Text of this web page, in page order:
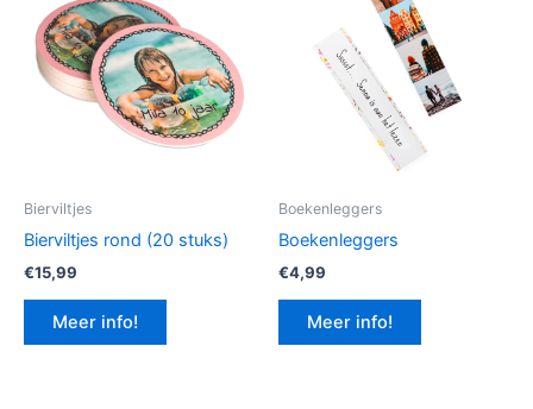
Bierviltjes
Bierviltjes rond (20 stuks)
€15,99
Meer info!
Boekenleggers
Boekenleggers
€4,99
Meer info!